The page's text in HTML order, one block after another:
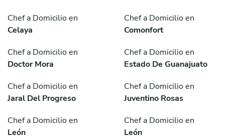
Chef a Domicilio en
Celaya
Chef a Domicilio en
Comonfort
Chef a Domicilio en
Doctor Mora
Chef a Domicilio en
Estado De Guanajuato
Chef a Domicilio en
Jaral Del Progreso
Chef a Domicilio en
Juventino Rosas
Chef a Domicilio en
León
Chef a Domicilio en
León